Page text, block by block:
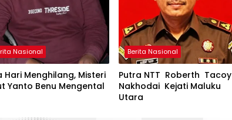
Nasional
Hari Menghilang, Misteri
Yanto Benu Mengental
Berita Nasional
Putra NTT Roberth Tacoy
Nakhodai Kejati Maluku
Utara